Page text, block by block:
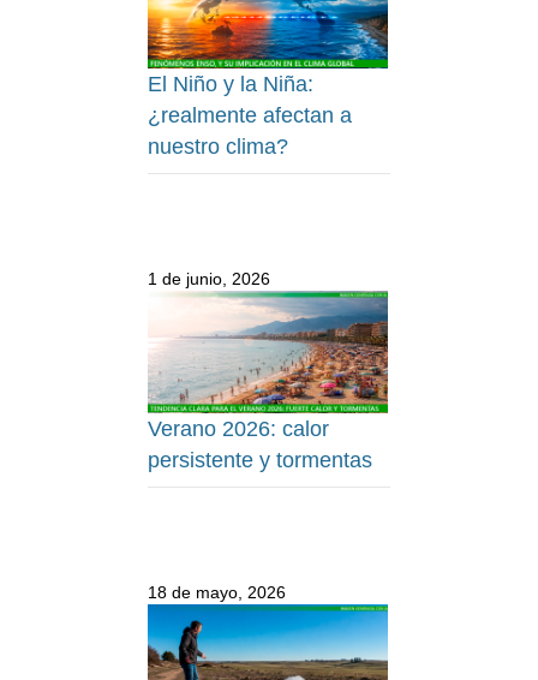
El Niño y la Niña:
¿realmente afectan a
nuestro clima?
1 de junio, 2026
Verano 2026: calor
persistente y tormentas
18 de mayo, 2026